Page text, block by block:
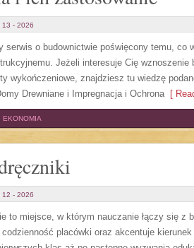
13 - 2026
serwis o budownictwie poświęcony temu, co
Jeżeli interesuje Cię wznoszenie
wykończeniowe, znajdziesz tu wiedzę
Drewniane i Impregnacja i Ochrona[
EKONOMIA
12 - 2026
to miejsce, w którym nauczanie łączy się z
placówki oraz akcentuje